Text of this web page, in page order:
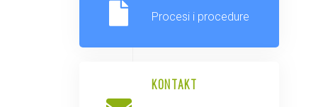
Procesi i procedure
KONTAKT